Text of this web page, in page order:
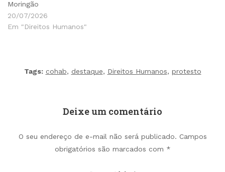
Moringão
20/07/2026
Em "Direitos Humanos"
Tags: cohab, destaque, Direitos Humanos, protesto
Deixe um comentário
O seu endereço de e-mail não será publicado. Campos
obrigatórios são marcados com *